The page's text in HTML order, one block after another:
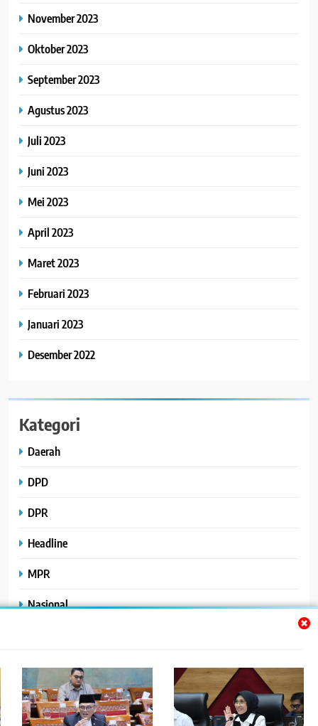
November 2023
Oktober 2023
September 2023
Agustus 2023
Juli 2023
Juni 2023
Mei 2023
April 2023
Maret 2023
Februari 2023
Januari 2023
Desember 2022
Kategori
Daerah
DPD
DPR
Headline
MPR
Nasional
Polhukam
Uncategorized